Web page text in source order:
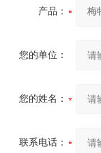
产品：
您的单位：
您的姓名：
联系电话：